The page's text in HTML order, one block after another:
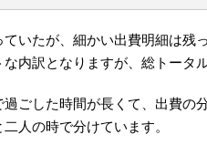
いたが、細かい出費明細は残
内訳となりますが、総トータ
ごした時間が長くて、出費の
人の時で分けています。